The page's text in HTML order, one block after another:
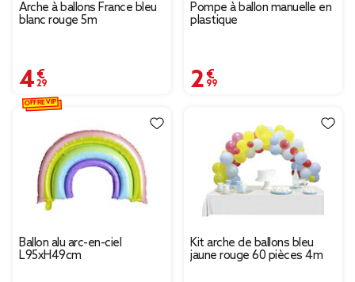
Arche à ballons France bleu
blanc rouge 5m
4,29 €
Pompe à ballon manuelle en
plastique
2,99 €
Ballon alu arc-en-ciel
L95xH49cm
OFFRE VIP
Kit arche de ballons bleu
jaune rouge 60 pièces 4m